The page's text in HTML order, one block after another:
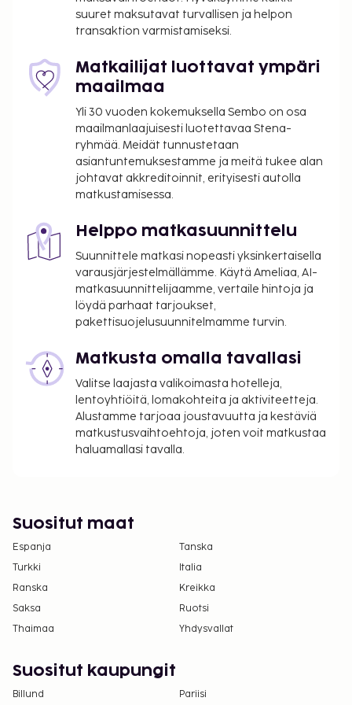
Käytössäsi on ilmaiset sanomalehdet aulassa,
auki oleva vastaanotto. Palveluihin kuuluu ilmainen
pysäköinti. Täyden palvelun kylpylässä voit
päivä rannalla. Jos haluat vaihtelua auringonottoon,
hotellista löytyvät myös seuraavat palvelut: ympäri
vuorokauden auki oleva kuntoklubi ja ulkouima-
allas. Tämän hotellin palveluihin kuuluu muun
muassa ilmainen langaton internetyhteys,
tyrskyistä ja hiekasta helposti ilmaisilla
rantakuljetuksilla. Local Social Kitchen palvelee
hotellin asiakkaita, ja halutessasi voit myös
hyödyntää ympärivuorokautisen huonepalvelun
tarjonnan. Baarissa voit nauttia raikasta juotavaa.
Maksullinen mannermainen aamiainen tarjotaan
päivittäin klo 6.30–11.00.
Majoituspaikka veloittaa seuraavat paikan päällä
suoritettavat maksut. Maksuihin saattaa sisältyä
sovellettavat verot:
Kaupungin perimä vero: 15.00 AED per
majoitustila per yö
nousee 15.00 AED:lla per yö jokaisen
lisämakuuhuoneen myötä.
Tässä on mainittu kaikki majoituspaikan meille
Maksu mannermaisesta aamiaisesta: noin 75
Lemmikkitakuumaksu: 250 AED per yöpyminen
Lemmikit: 75 AED per lemmikki per yö
Aikainen sisäänkirjautuminen on saatavilla
suuret maksutavat turvallisen ja helpon
transaktion varmistamiseksi.
Matkailijat luottavat ympäri
maailmaa
Yli 30 vuoden kokemuksella Sembo on osa
maailmanlaajuisesti luotettavaa Stena-
ryhmää. Meidät tunnustetaan
asiantuntemuksestamme ja meitä tukee alan
johtavat akkreditoinnit, erityisesti autolla
matkustamisessa.
Helppo matkasuunnittelu
Suunnittele matkasi nopeasti yksinkertaisella
varausjärjestelmällämme. Käytä Ameliaa, AI-
matkasuunnittelijaamme, vertaile hintoja ja
löydä parhaat tarjoukset,
pakettisuojelusuunnitelmamme turvin.
Matkusta omalla tavallasi
Valitse laajasta valikoimasta hotelleja,
lentoyhtiöitä, lomakohteita ja aktiviteetteja.
Alustamme tarjoaa joustavuutta ja kestäviä
matkustusvaihtoehtoja, joten voit matkustaa
haluamallasi tavalla.
Suositut maat
Espanja
Tanska
Turkki
Italia
Ranska
Kreikka
Saksa
Ruotsi
Thaimaa
Yhdysvallat
Suositut kaupungit
Billund
Pariisi